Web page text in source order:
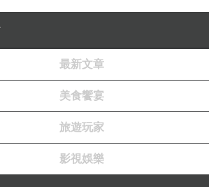
最新文章
美食饗宴
旅遊玩家
影視娛樂